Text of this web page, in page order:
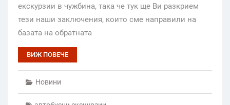
екскурзии в чужбина, така че тук ще Ви разкрием
тези наши заключения, които сме направили на
базата на обратната
ВИЖ ПОВЕЧЕ
Новини